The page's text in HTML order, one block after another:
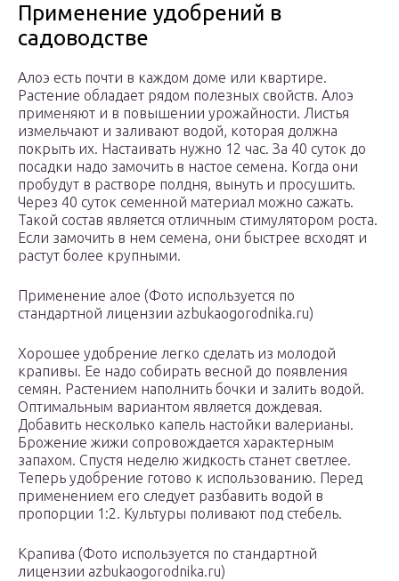
Применение удобрений в
садоводстве
Алоэ есть почти в каждом доме или квартире.
Растение обладает рядом полезных свойств. Алоэ
применяют и в повышении урожайности. Листья
измельчают и заливают водой, которая должна
покрыть их. Настаивать нужно 12 час. За 40 суток до
посадки надо замочить в настое семена. Когда они
пробудут в растворе полдня, вынуть и просушить.
Через 40 суток семенной материал можно сажать.
Такой состав является отличным стимулятором роста.
Если замочить в нем семена, они быстрее всходят и
растут более крупными.
Применение алое (Фото используется по
стандартной лицензии azbukaogorodnika.ru)
Хорошее удобрение легко сделать из молодой
крапивы. Ее надо собирать весной до появления
семян. Растением наполнить бочки и залить водой.
Оптимальным вариантом является дождевая.
Добавить несколько капель настойки валерианы.
Брожение жижи сопровождается характерным
запахом. Спустя неделю жидкость станет светлее.
Теперь удобрение готово к использованию. Перед
применением его следует разбавить водой в
пропорции 1:2. Культуры поливают под стебель.
Крапива (Фото используется по стандартной
лицензии azbukaogorodnika.ru)